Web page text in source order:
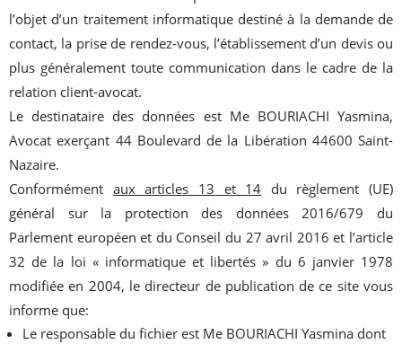
l’objet d’un traitement informatique destiné à la demande de
contact, la prise de rendez-vous, l’établissement d’un devis ou
plus généralement toute communication dans le cadre de la
relation client-avocat.
Le destinataire des données est Me BOURIACHI Yasmina,
Avocat exerçant 44 Boulevard de la Libération 44600 Saint-
Nazaire.
Conformément aux articles 13 et 14 du règlement (UE)
général sur la protection des données 2016/679 du
Parlement européen et du Conseil du 27 avril 2016 et l’article
32 de la loi « informatique et libertés » du 6 janvier 1978
modifiée en 2004, le directeur de publication de ce site vous
informe que:
Le responsable du fichier est Me BOURIACHI Yasmina dont